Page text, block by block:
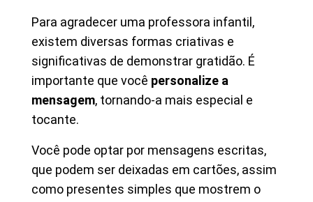
Para agradecer uma professora infantil,
existem diversas formas criativas e
significativas de demonstrar gratidão. É
importante que você personalize a
mensagem, tornando-a mais especial e
tocante.
Você pode optar por mensagens escritas,
que podem ser deixadas em cartões, assim
como presentes simples que mostrem o